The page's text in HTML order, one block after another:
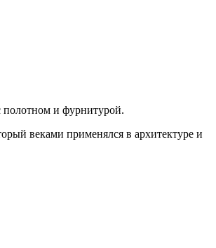
полотном и фурнитурой.
веками применялся в архитектуре и